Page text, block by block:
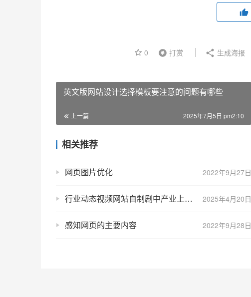
0 打赏 生成海报
英文版网站设计选择模板要注意的问题有哪些
上一篇 2025年7月5日 pm2:10
相关推荐
2022年9月27日
网页图片优化
2025年4月20日
行业动态视频网站自制剧中产业上的融合
2022年9月28日
感知网页的主要内容